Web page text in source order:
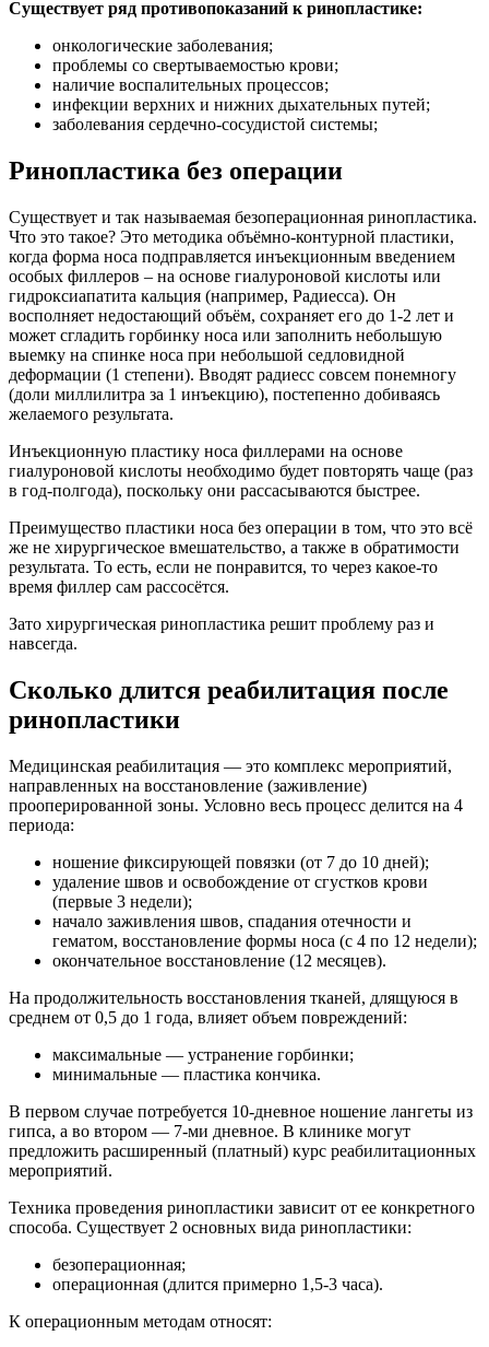
Существует ряд противопоказаний к ринопластике:
онкологические заболевания;
проблемы со свертываемостью крови;
наличие воспалительных процессов;
инфекции верхних и нижних дыхательных путей;
заболевания сердечно-сосудистой системы;
Ринопластика без операции
Существует и так называемая безоперационная ринопластика.
Что это такое? Это методика объёмно-контурной пластики,
когда форма носа подправляется инъекционным введением
особых филлеров – на основе гиалуроновой кислоты или
гидроксиапатита кальция (например, Радиесса). Он
восполняет недостающий объём, сохраняет его до 1-2 лет и
может сгладить горбинку носа или заполнить небольшую
выемку на спинке носа при небольшой седловидной
деформации (1 степени). Вводят радиесс совсем понемногу
(доли миллилитра за 1 инъекцию), постепенно добиваясь
желаемого результата.
Инъекционную пластику носа филлерами на основе
гиалуроновой кислоты необходимо будет повторять чаще (раз
в год-полгода), поскольку они рассасываются быстрее.
Преимущество пластики носа без операции в том, что это всё
же не хирургическое вмешательство, а также в обратимости
результата. То есть, если не понравится, то через какое-то
время филлер сам рассосётся.
Зато хирургическая ринопластика решит проблему раз и
навсегда.
Сколько длится реабилитация после
ринопластики
Медицинская реабилитация — это комплекс мероприятий,
направленных на восстановление (заживление)
прооперированной зоны. Условно весь процесс делится на 4
периода:
ношение фиксирующей повязки (от 7 до 10 дней);
удаление швов и освобождение от сгустков крови
(первые 3 недели);
начало заживления швов, спадания отечности и
гематом, восстановление формы носа (с 4 по 12 недели);
окончательное восстановление (12 месяцев).
На продолжительность восстановления тканей, длящуюся в
среднем от 0,5 до 1 года, влияет объем повреждений:
максимальные — устранение горбинки;
минимальные — пластика кончика.
В первом случае потребуется 10-дневное ношение лангеты из
гипса, а во втором — 7-ми дневное. В клинике могут
предложить расширенный (платный) курс реабилитационных
мероприятий.
Техника проведения ринопластики зависит от ее конкретного
способа. Существует 2 основных вида ринопластики:
безоперационная;
операционная (длится примерно 1,5-3 часа).
К операционным методам относят: